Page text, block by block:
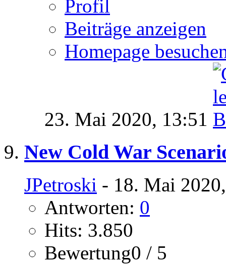
Profil
Beiträge anzeigen
Homepage
23. Mai 2020, 13:51
New Cold War
JPetroski - 18. Mai
Antworten: 0
Hits: 3.850
Bewertung0 / 5